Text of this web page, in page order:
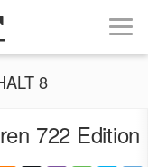
8
722 Edition